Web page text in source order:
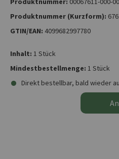
Produktnummer (Kurzform):
GTIN/EAN: 4099682997780
Inhalt: 1 Stück
Mindestbestellmenge: 1 Stück
Direkt bestellbar, bald wieder